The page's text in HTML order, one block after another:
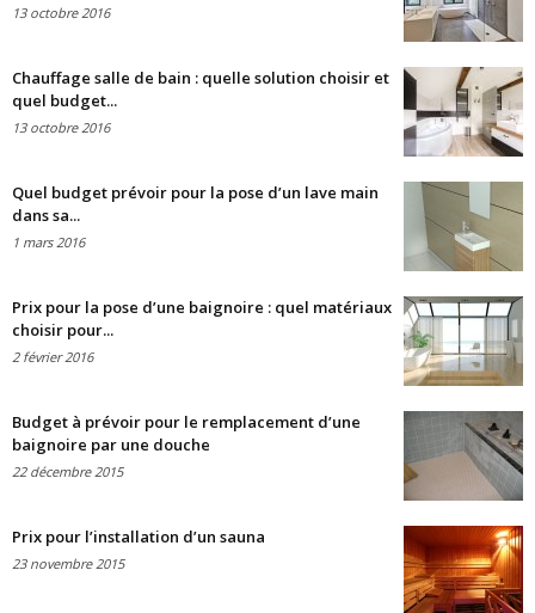
13 octobre 2016
Chauffage salle de bain : quelle solution choisir et
quel budget...
13 octobre 2016
Quel budget prévoir pour la pose d’un lave main
dans sa...
1 mars 2016
Prix pour la pose d’une baignoire : quel matériaux
choisir pour...
2 février 2016
Budget à prévoir pour le remplacement d’une
baignoire par une douche
22 décembre 2015
Prix pour l’installation d’un sauna
23 novembre 2015